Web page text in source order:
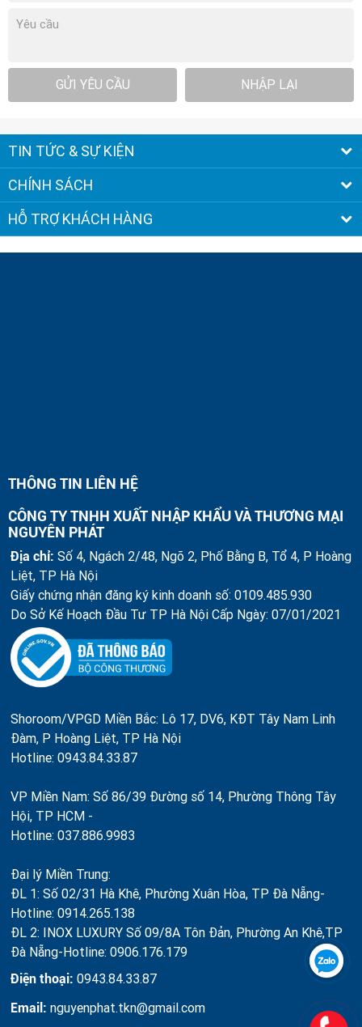
GỬI YÊU CẦU NHẬP LẠI
TIN TỨC & SỰ KIỆN
CHÍNH SÁCH
HỖ TRỢ KHÁCH HÀNG
THÔNG TIN LIÊN HỆ
CÔNG TY TNHH XUẤT NHẬP KHẨU VÀ THƯƠNG MẠI
NGUYÊN PHÁT
Địa chỉ: Số 4, Ngách 2/48, Ngõ 2, Phố Bằng B, Tổ 4, P Hoàng
Liệt, TP Hà Nội
Giấy chứng nhận đăng ký kinh doanh số: 0109.485.930
Do Sở Kế Hoạch Đầu Tư TP Hà Nội Cấp Ngày: 07/01/2021
Shoroom/VPGD Miền Bắc: Lô 17, DV6, KĐT Tây Nam Linh
Đàm, P Hoàng Liệt, TP Hà Nội
Hotline: 0943.84.33.87
VP Miền Nam: Số 86/39 Đường số 14, Phường Thông Tây
Hội, TP HCM -
Hotline: 037.886.9983
Đại lý Miền Trung:
ĐL 1: Số 02/31 Hà Khê, Phường Xuân Hòa, TP Đà Nẵng-
Hotline: 0914.265.138
ĐL 2: INOX LUXURY Số 09/8A Tôn Đản, Phường An Khê,TP
Đà Nẵng-Hotline: 0906.176.179
Điện thoại: 0943.84.33.87
Email: nguyenphat.tkn@gmail.com